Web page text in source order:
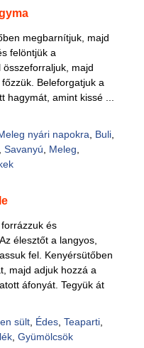
megbarnítjuk, majd
felöntjük a
összeforraljuk, majd
Beleforgatjuk a
hagymát, amint kissé ...
nyári napokra Buli,
Savanyú Meleg
és
élesztőt a langyos,
fel. Kenyérsütőben
majd adjuk hozzá a
áfonyát. Tegyük át
sült, Édes, Teaparti,
, Gyümölcsök